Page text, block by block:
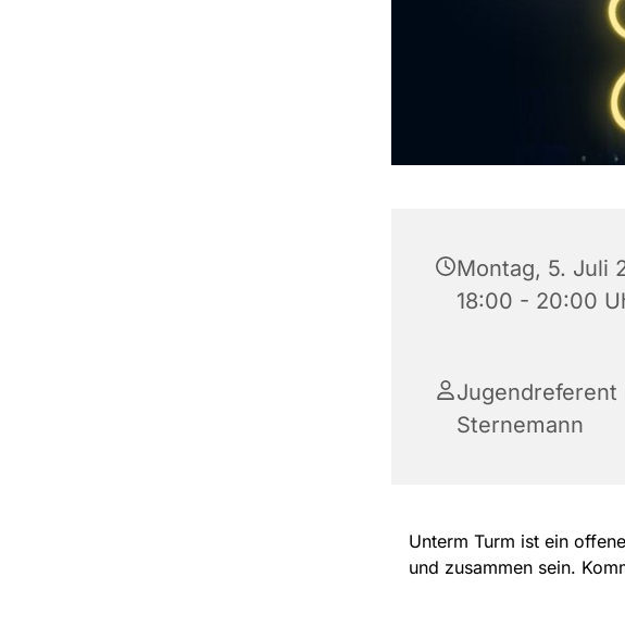
Montag, 5. Juli
18:00 - 20:00
Jugendreferent
Sternemann
Unterm Turm ist ein
und zusammen sein.